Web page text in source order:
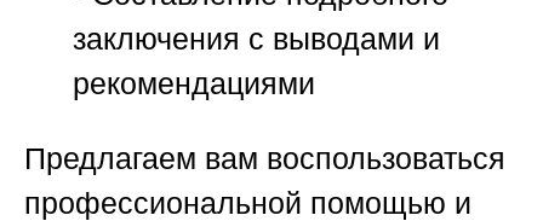
заключения с выводами и
рекомендациями
Предлагаем вам воспользоваться
профессиональной помощью и